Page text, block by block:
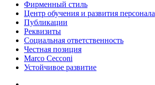
Фирменный стиль
Центр обучения и развития персонала
Публикации
Реквизиты
Социальная ответственность
Честная позиция
Marco Cecconi
Устойчивое развитие